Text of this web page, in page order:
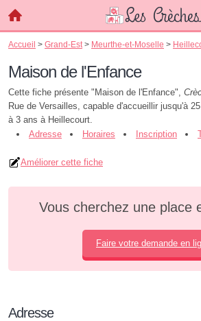
Accueil > Grand-Est > Meurthe-et-Moselle >
Maison de l'Enfance
Cette fiche présente "Maison de l'Enfance",
Rue de Versailles, capable d'accueillir jusqu'à
à 3 ans à Heillecourt.
Adresse
Horaires Inscription
Améliorer cette fiche
Vous cherchez une place
Faire votre demande en
Adresse